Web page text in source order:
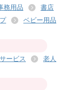
務用品
書店
ベビー用品
ービス
老人